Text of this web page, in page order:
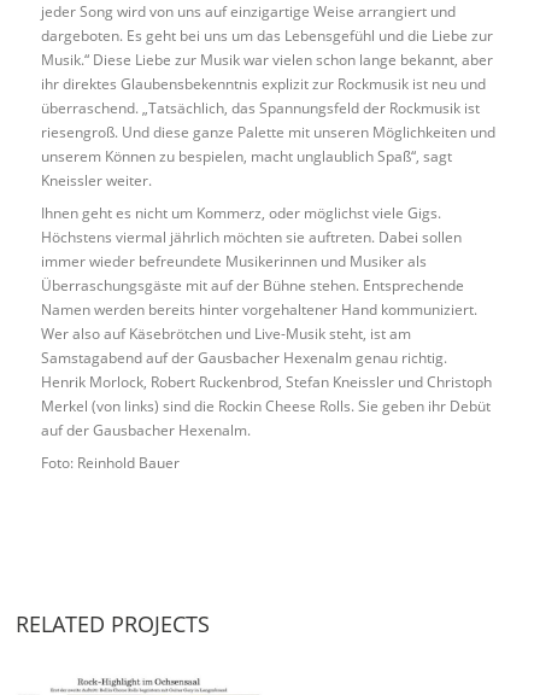
jeder Song wird von uns auf einzigartige Weise arrangiert und
dargeboten. Es geht bei uns um das Lebensgefühl und die Liebe zur
Musik.“ Diese Liebe zur Musik war vielen schon lange bekannt, aber
ihr direktes Glaubensbekenntnis explizit zur Rockmusik ist neu und
überraschend. „Tatsächlich, das Spannungsfeld der Rockmusik ist
riesengroß. Und diese ganze Palette mit unseren Möglichkeiten und
unserem Können zu bespielen, macht unglaublich Spaß“, sagt
Kneissler weiter.
Ihnen geht es nicht um Kommerz, oder möglichst viele Gigs.
Höchstens viermal jährlich möchten sie auftreten. Dabei sollen
immer wieder befreundete Musikerinnen und Musiker als
Überraschungsgäste mit auf der Bühne stehen. Entsprechende
Namen werden bereits hinter vorgehaltener Hand kommuniziert.
Wer also auf Käsebrötchen und Live-Musik steht, ist am
Samstagabend auf der Gausbacher Hexenalm genau richtig.
Henrik Morlock, Robert Ruckenbrod, Stefan Kneissler und Christoph
Merkel (von links) sind die Rockin Cheese Rolls. Sie geben ihr Debüt
auf der Gausbacher Hexenalm.
Foto: Reinhold Bauer
RELATED PROJECTS